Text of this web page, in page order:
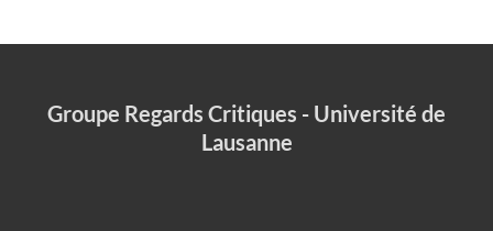
Groupe Regards Critiques - Université de
Lausanne